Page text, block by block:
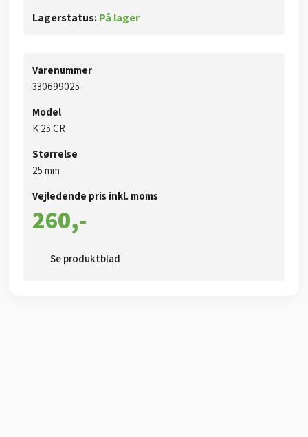
Lagerstatus:På lager
Varenummer
330699025​
Model
​​K 25​ CR
Størrelse
​25 mm​
Vejledende pris inkl. moms​
260,-​
Se produktblad​